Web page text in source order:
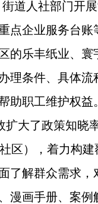
道人社部门开
点企业服务台
的乐丰纸业、
理条件、具体
助职工维护权
扩大了政策知晓
区），着力构
了解群众需求
漫画手册、案